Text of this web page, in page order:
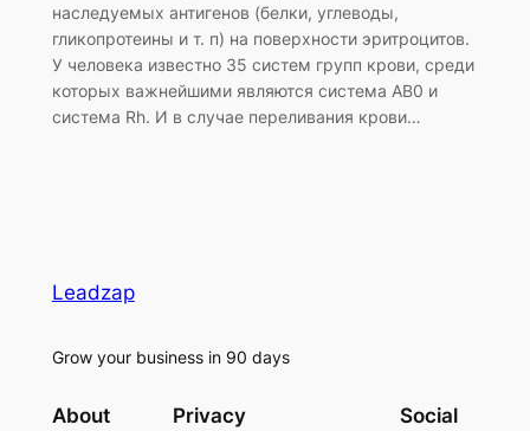
наследуемых антигенов (белки, углеводы,
гликопротеины и т. п) на поверхности эритроцитов.
У человека известно 35 систем групп крови, среди
которых важнейшими являются система AB0 и
система Rh. И в случае переливания крови…
Leadzap
Grow your business in 90 days
About Privacy Social